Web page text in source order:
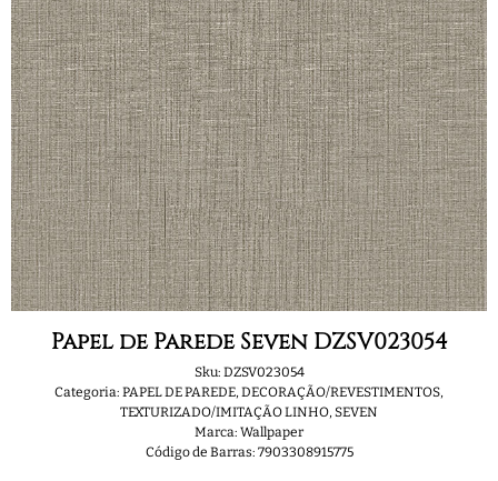
Papel de Parede Seven DZSV023054
Sku: DZSV023054
Categoria: PAPEL DE PAREDE,DECORAÇÃO/REVESTIMENTOS,
TEXTURIZADO/IMITAÇÃO LINHO,SEVEN
Marca: Wallpaper
Código de Barras: 7903308915775